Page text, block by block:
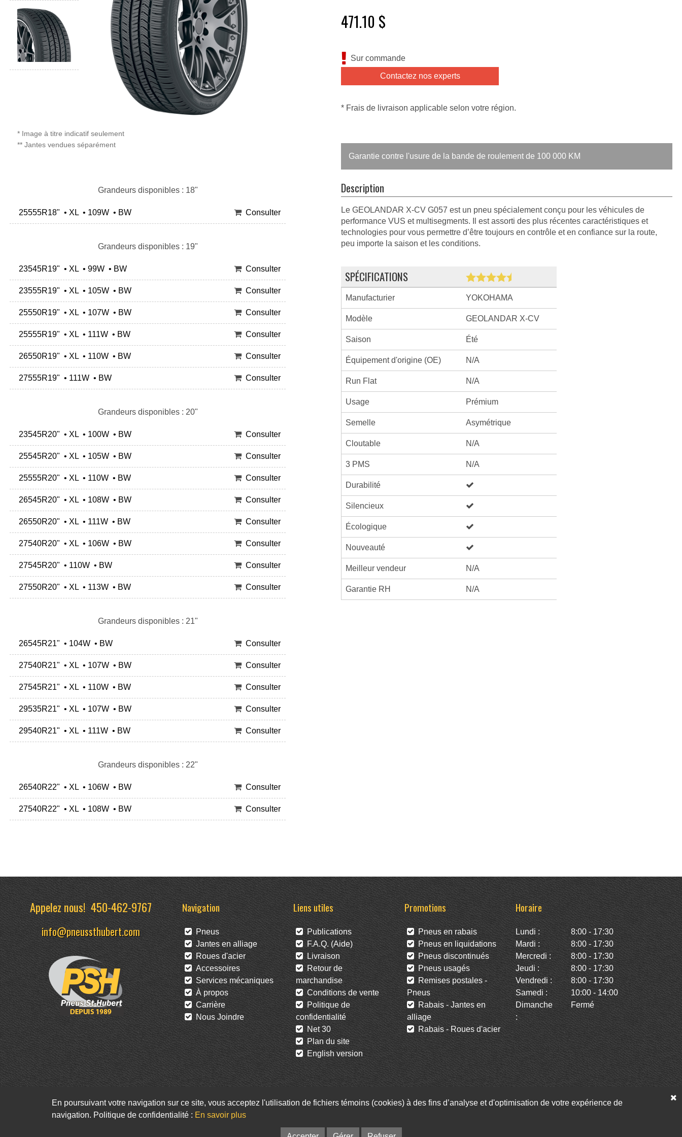
* Image à titre indicatif seulement
** Jantes vendues séparément
Grandeurs disponibles : 18"
25555R18" • XL • 109W • BW Consulter
Grandeurs disponibles : 19"
23545R19" • XL • 99W • BW Consulter
23555R19" • XL • 105W • BW Consulter
25550R19" • XL • 107W • BW Consulter
25555R19" • XL • 111W • BW Consulter
26550R19" • XL • 110W • BW Consulter
27555R19" • 111W • BW Consulter
Grandeurs disponibles : 20"
23545R20" • XL • 100W • BW Consulter
25545R20" • XL • 105W • BW Consulter
25555R20" • XL • 110W • BW Consulter
26545R20" • XL • 108W • BW Consulter
26550R20" • XL • 111W • BW Consulter
27540R20" • XL • 106W • BW Consulter
27545R20" • 110W • BW Consulter
27550R20" • XL • 113W • BW Consulter
Grandeurs disponibles : 21"
26545R21" • 104W • BW Consulter
27540R21" • XL • 107W • BW Consulter
27545R21" • XL • 110W • BW Consulter
29535R21" • XL • 107W • BW Consulter
29540R21" • XL • 111W • BW Consulter
Grandeurs disponibles : 22"
26540R22" • XL • 106W • BW Consulter
27540R22" • XL • 108W • BW Consulter
471.10 $
Sur commande
Contactez nos experts
* Frais de livraison applicable selon votre région.
Garantie contre l'usure de la bande de roulement de 100 000 KM
Description
Le GEOLANDAR X-CV G057 est un pneu spécialement conçu pour les véhicules de
performance VUS et multisegments. Il est assorti des plus récentes caractéristiques et
technologies pour vous permettre d’être toujours en contrôle et en confiance sur la route,
peu importe la saison et les conditions.
SPÉCIFICATIONS
Manufacturier YOKOHAMA
Modèle GEOLANDAR X-CV
Saison Été
Équipement d'origine (OE) N/A
Run Flat N/A
Usage Prémium
Semelle Asymétrique
Cloutable N/A
3 PMS N/A
Durabilité
Silencieux
Écologique
Nouveauté
Meilleur vendeur N/A
Garantie RH N/A
Appelez nous!450-462-9767
info@pneussthubert.com
Navigation
Pneus
Jantes en alliage
Roues d'acier
Accessoires
Services mécaniques
À propos
Carrière
Nous Joindre
Liens utiles
Publications
F.A.Q. (Aide)
Livraison
Retour de
marchandise
Conditions de vente
Politique de
confidentialité
Net 30
Plan du site
English version
Promotions
Pneus en rabais
Pneus en liquidations
Pneus discontinués
Pneus usagés
Remises postales -
Pneus
Rabais - Jantes en
alliage
Rabais - Roues d'acier
Horaire
Lundi :
8:00 - 17:30
Mardi :
8:00 - 17:30
Mercredi :
8:00 - 17:30
Jeudi :
8:00 - 17:30
Vendredi :
8:00 - 17:30
Samedi :
10:00 - 14:00
Dimanche
:
Fermé
Facebook Twitter Infolettre
© Pneus St-Hubert • Web : Option PME
En poursuivant votre navigation sur ce site, vous acceptez l'utilisation de fichiers témoins (cookies) à des fins d’analyse et d'optimisation de votre expérience de
navigation. Politique de confidentialité : En savoir plus